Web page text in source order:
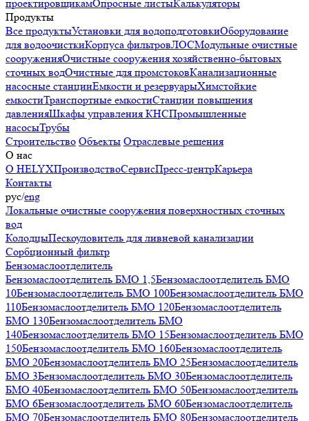
проектировщикамОпросные листыКалькуляторы
Продукты
Все продуктыУстановки для водоподготовкиОборудование
для водоочисткиКорпуса фильтровЛОСМодульные очистные
сооруженияОчистные сооружения хозяйственно-бытовых
сточных водОчистные для промстоковКанализационные
насосные станцииЕмкости и резервуарыХимстойкие
емкостиТранспортные емкостиСтанции повышения
давленияШкафы управления КНСПромышленные
насосыТрубы
Строительство Объекты Отраслевые решения
О нас
О HELYXПроизводствоСервисПресс-центрКарьера
Контакты
рус/eng
Локальные очистные сооружения поверхностных сточных
вод
КолодцыПескоуловитель для ливневой канализации
Сорбционный фильтр
Бензомаслоотделитель
Бензомаслоотделитель БМО 1,5Бензомаслоотделитель БМО
10Бензомаслоотделитель БМО 100Бензомаслоотделитель БМО
110Бензомаслоотделитель БМО 120Бензомаслоотделитель
БМО 130Бензомаслоотделитель БМО
140Бензомаслоотделитель БМО 15Бензомаслоотделитель БМО
150Бензомаслоотделитель БМО 160Бензомаслоотделитель
БМО 20Бензомаслоотделитель БМО 25Бензомаслоотделитель
БМО 3Бензомаслоотделитель БМО 30Бензомаслоотделитель
БМО 40Бензомаслоотделитель БМО 50Бензомаслоотделитель
БМО 6Бензомаслоотделитель БМО 60Бензомаслоотделитель
БМО 70Бензомаслоотделитель БМО 80Бензомаслоотделитель